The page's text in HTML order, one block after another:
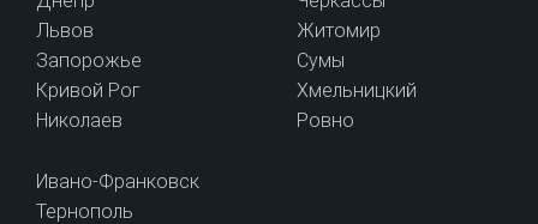
Львов
Запорожье
Кривой Рог
Николаев
Житомир
Сумы
Хмельницкий
Ровно
Ивано-Франковск
Тернополь